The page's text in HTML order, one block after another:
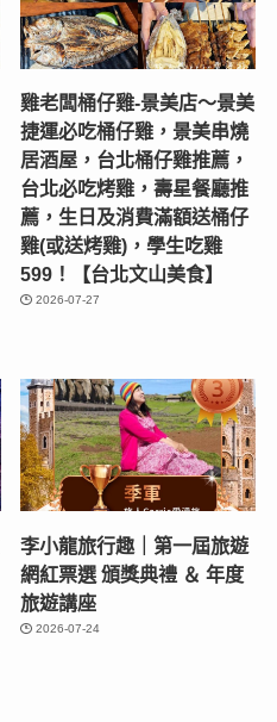
雞老闆桶仔雞-景美店〜景美
捷運必吃桶仔雞，景美串燒
居酒屋，台北桶仔雞推薦，
台北必吃烤雞，壽星餐廳推
薦，生日及消費滿額送桶仔
雞(或送烤雞)，學生吃雞
599！【台北文山美食】
2026-07-27
李小龍旅行趣｜第一屆旅遊
網紅票選 頒獎典禮 ＆ 年度
旅遊講座
2026-07-24